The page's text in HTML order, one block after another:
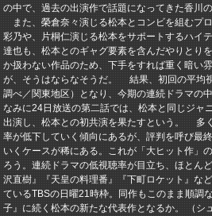
の中で、過去の出演作で話題になってきた香川の
また、榮倉奈々演じる松本とコンビを組むプ
彩乃や、片桐仁演じる松本をサポートするハイ
達也も、松本とのギャグ要素を含んだやりとり
か扱わない作品のため、下手をすれば重く暗い
が、そうはならなそうだ。 結果、初回の平均
調べ／関東地区）となり、今期の連続ドラマの
なみに24日放送の第二話では、松本と同じジャ
出演し、松本との初共演を果たすという。 多
率が低下していく傾向にあるが、評判を呼び最
いくケースが稀にある。これが「大ヒット作」
ろう。連続ドラマの低視聴率が目立ち、ほとん
沢直樹』『天皇の料理番』『下町ロケット』な
ているTBSの日曜21時枠。同作もこのまま順調
子』に続く松本の新たな代表作となるか。 （シ